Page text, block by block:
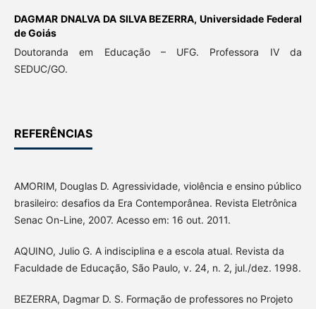
DAGMAR DNALVA DA SILVA BEZERRA,Universidade Federal
de Goiás
Doutoranda em Educação – UFG. Professora IV da
SEDUC/GO.
REFERÊNCIAS
AMORIM, Douglas D. Agressividade, violência e ensino público
brasileiro: desafios da Era Contemporânea. Revista Eletrônica
Senac On-Line, 2007. Acesso em: 16 out. 2011.
AQUINO, Julio G. A indisciplina e a escola atual. Revista da
Faculdade de Educação, São Paulo, v. 24, n. 2, jul./dez. 1998.
BEZERRA, Dagmar D. S. Formação de professores no Projeto